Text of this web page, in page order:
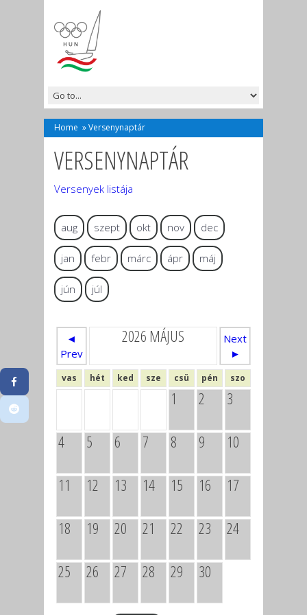
Home »Versenynaptár
VERSENYNAPTÁR
Versenyek listája
aug szept okt nov dec
jan febr márc ápr máj
jún júl
◄
Prev
2026 MÁJUS
Next
►
vas hét ked sze csü pén szo
1 2 3
4 5 6 7 8 9 10
11 12 13 14 15 16 17
18 19 20 21 22 23 24
25 26 27 28 29 30